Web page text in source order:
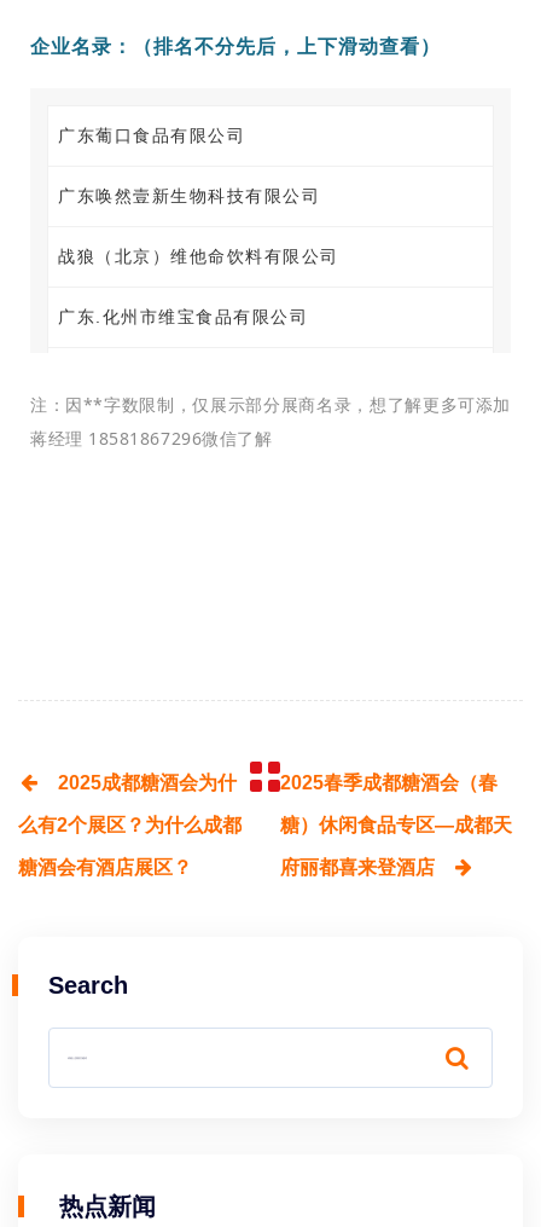
企业名录：（排名不分先后，上下滑动查看）
广东葡口食品有限公司
广东唤然壹新生物科技有限公司
战狼（北京）维他命饮料有限公司
广东.化州市维宝食品有限公司
中源食品（衡水）有限公司
广药王老吉（省市包销）招商中心
中山市新希望食品有限公司
注：因**字数限制，仅展示部分展商名录，想了解更多可添加
蒋经理 18581867296微信了解
2025成都糖酒会为什
么有2个展区？为什么成都
糖酒会有酒店展区？
2025春季成都糖酒会（春
糖）休闲食品专区—成都天
府丽都喜来登酒店
Search
热点新闻